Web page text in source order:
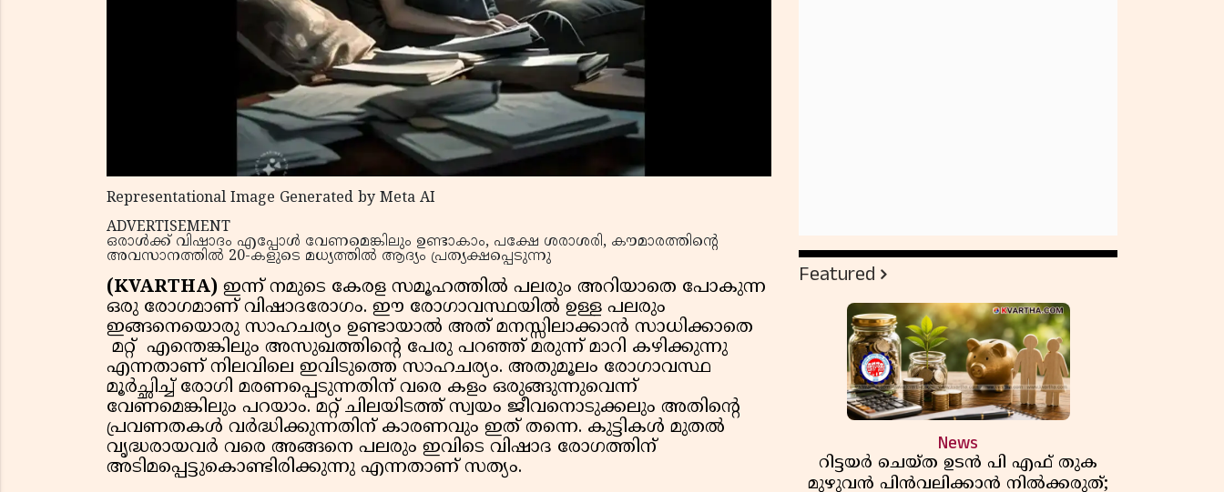
Representational Image Generated by Meta AI
ADVERTISEMENT
ഒരാൾക്ക് വിഷാദം എപ്പോൾ വേണമെങ്കിലും ഉണ്ടാകാം, പക്ഷേ ശരാശരി, കൗമാരത്തിന്റെ
അവസാനത്തിൽ 20-കളുടെ മധ്യത്തിൽ ആദ്യം പ്രത്യക്ഷപ്പെടുന്നു
(KVARTHA) ഇന്ന് നമുടെ കേരള സമൂഹത്തിൽ പലരും അറിയാതെ പോകുന്ന
ഒരു രോഗമാണ് വിഷാദരോഗം. ഈ രോഗാവസ്ഥയിൽ ഉള്ള പലരും
ഇങ്ങനെയൊരു സാഹചര്യം ഉണ്ടായാൽ അത് മനസ്സിലാക്കാൻ സാധിക്കാതെ
മറ്റ് എന്തെങ്കിലും അസുഖത്തിൻ്റെ പേരു പറഞ്ഞ് മരുന്ന് മാറി കഴിക്കുന്നു
എന്നതാണ് നിലവിലെ ഇവിടുത്തെ സാഹചര്യം. അതുമൂലം രോഗാവസ്ഥ
മൂർച്ഛിച്ച് രോഗി മരണപ്പെടുന്നതിന് വരെ കളം ഒരുങ്ങുന്നുവെന്ന്
വേണമെങ്കിലും പറയാം. മറ്റ് ചിലയിടത്ത് സ്വയം ജീവനൊടുക്കലും അതിന്റെ
പ്രവണതകൾ വർദ്ധിക്കുന്നതിന് കാരണവും ഇത് തന്നെ. കുട്ടികൾ മുതൽ
വൃദ്ധരായവർ വരെ അങ്ങനെ പലരും ഇവിടെ വിഷാദ രോഗത്തിന്
അടിമപ്പെട്ടുകൊണ്ടിരിക്കുന്നു എന്നതാണ് സത്യം.
Featured
News
റിട്ടയർ ചെയ്ത ഉടൻ പി എഫ് തുക
മുഴുവൻ പിൻവലിക്കാൻ നിൽക്കരുത്;